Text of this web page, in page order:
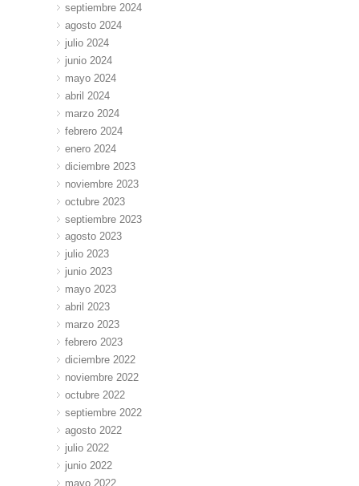
septiembre 2024
agosto 2024
julio 2024
junio 2024
mayo 2024
abril 2024
marzo 2024
febrero 2024
enero 2024
diciembre 2023
noviembre 2023
octubre 2023
septiembre 2023
agosto 2023
julio 2023
junio 2023
mayo 2023
abril 2023
marzo 2023
febrero 2023
diciembre 2022
noviembre 2022
octubre 2022
septiembre 2022
agosto 2022
julio 2022
junio 2022
mayo 2022